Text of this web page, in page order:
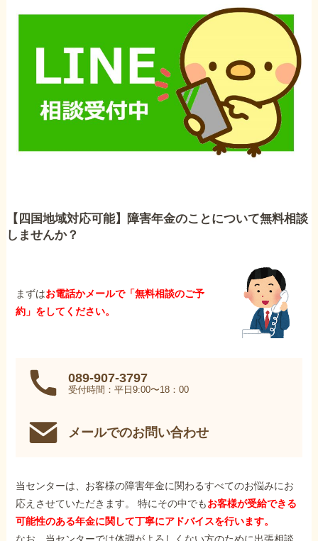
【四国地域対応可能】障害年金のことについて無料相談
しませんか？
まずはお電話かメールで「無料相談のご予
約」をしてください。
089-907-3797
受付時間：平日9:00〜18：00
メールでのお問い合わせ
当センターは、お客様の障害年金に関わるすべてのお悩みにお
応えさせていただきます。 特にその中でもお客様が受給できる
可能性のある年金に関して丁寧にアドバイスを行います。